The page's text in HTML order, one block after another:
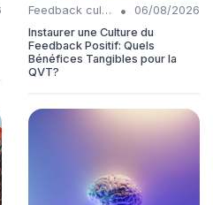
Feedback culture •
06/08/2026
Instaurer une Culture du
Feedback Positif: Quels
Bénéfices Tangibles pour la
QVT?